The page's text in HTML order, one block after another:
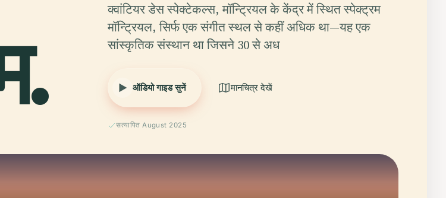
क्वांटियर डेस स्पेक्टेकल्स, मॉन्ट्रियल के केंद्र में स्थित स्पेक्ट्रम
मॉन्ट्रियल, सिर्फ एक संगीत स्थल से कहीं अधिक था—यह एक
सांस्कृतिक संस्थान था जिसने 30 से अध
ऑडियो गाइड सुनें मानचित्र देखें
सत्यापित August 2025